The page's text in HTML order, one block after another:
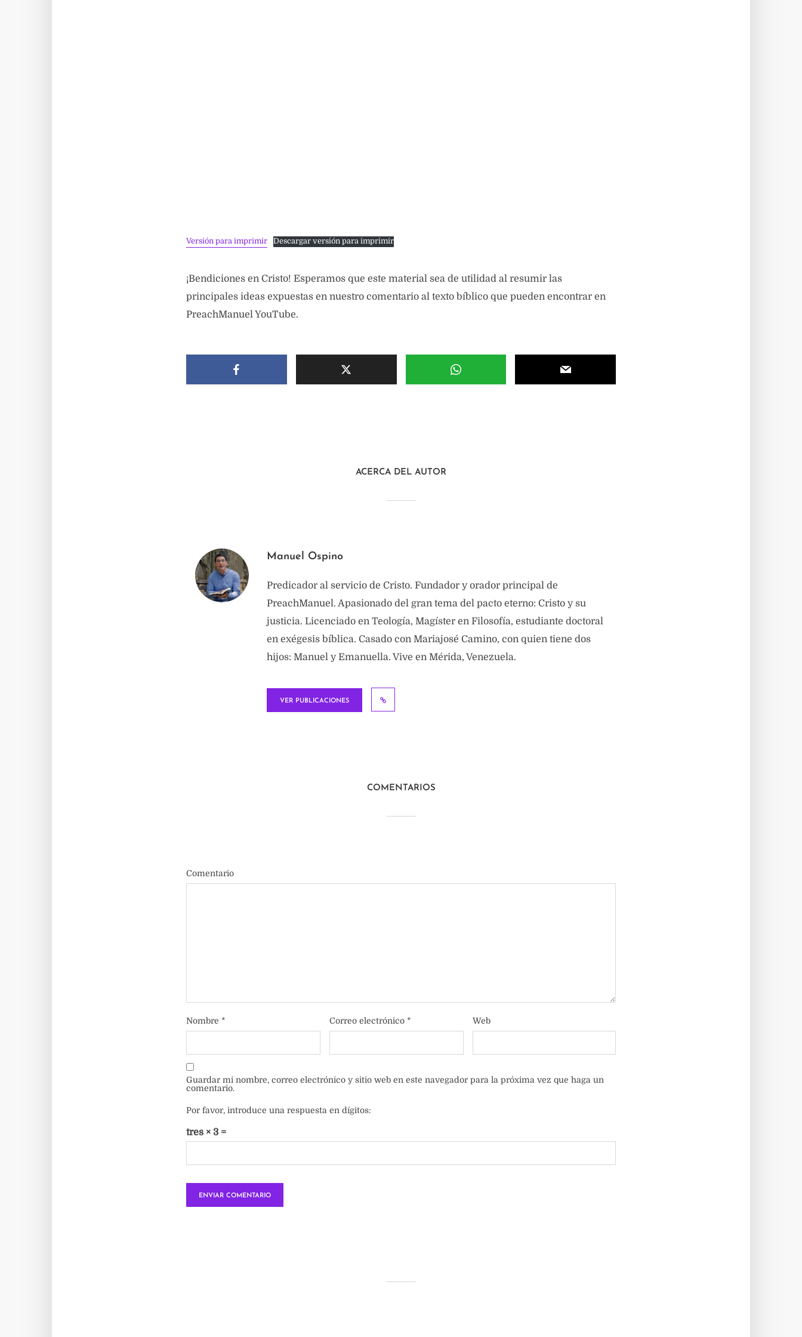
Versión para imprimir Descargar versión para imprimir
¡Bendiciones en Cristo! Esperamos que este material sea de utilidad al resumir las
principales ideas expuestas en nuestro comentario al texto bíblico que pueden encontrar en
PreachManuel YouTube.
ACERCA DEL AUTOR
Manuel Ospino
Predicador al servicio de Cristo. Fundador y orador principal de
PreachManuel. Apasionado del gran tema del pacto eterno: Cristo y su
justicia. Licenciado en Teología, Magíster en Filosofía, estudiante doctoral
en exégesis bíblica. Casado con Mariajosé Camino, con quien tiene dos
hijos: Manuel y Emanuella. Vive en Mérida, Venezuela.
VER PUBLICACIONES
COMENTARIOS
Comentario
Nombre * Correo electrónico * Web
Guardar mi nombre, correo electrónico y sitio web en este navegador para la próxima vez que haga un
comentario.
Por favor, introduce una respuesta en dígitos:
tres × 3 =